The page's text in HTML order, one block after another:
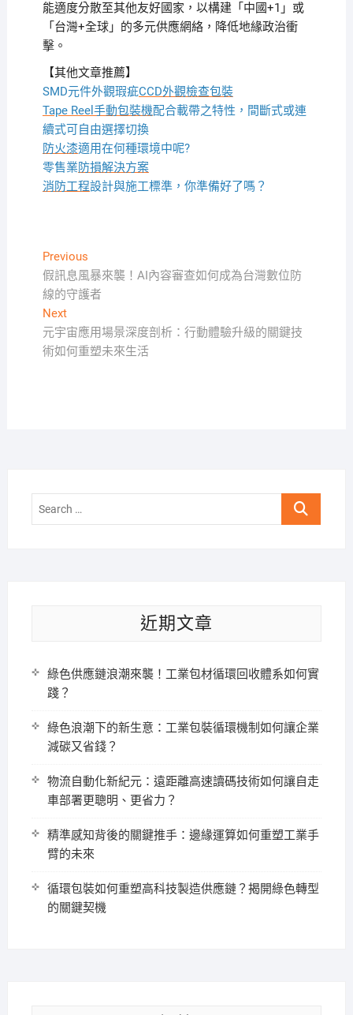
能適度分散至其他友好國家，以構建「中國+1」或
「台灣+全球」的多元供應網絡，降低地緣政治衝
擊。
【其他文章推薦】
SMD元件外觀瑕疵CCD外觀檢查包裝
Tape Reel手動包裝機配合載帶之特性，間斷式或連
續式可自由選擇切換
防火漆適用在何種環境中呢?
零售業防損解決方案
消防工程設計與施工標準，你準備好了嗎？
文
章
導
覽
PreviousPrevious
post:
假訊息風暴來襲！AI內容審查如何成為台灣數位防
線的守護者
NextNext
post:
元宇宙應用場景深度剖析：行動體驗升級的關鍵技
術如何重塑未來生活
Search
近期文章
綠色供應鏈浪潮來襲！工業包材循環回收體系如何實
踐？
綠色浪潮下的新生意：工業包裝循環機制如何讓企業
減碳又省錢？
物流自動化新紀元：遠距離高速讀碼技術如何讓自走
車部署更聰明、更省力？
精準感知背後的關鍵推手：邊緣運算如何重塑工業手
臂的未來
循環包裝如何重塑高科技製造供應鏈？揭開綠色轉型
的關鍵契機